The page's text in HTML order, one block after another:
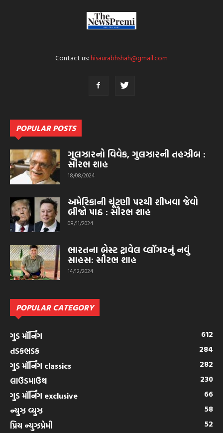
Contact us:hisaurabhshah@gmail.com
POPULAR POSTS
ગુલઝારનો વિવેક, ગુલઝારની તહઝીબ :
સૌરભ શાહ
18/08/2024
અમેરિકાની ચૂંટણી પરથી શીખવા જેવો
બીજો પાઠ : સૌરભ શાહ
08/11/2024
ભારતના બેસ્ટ ટ્રાવેલ વ્લૉગરનું નવું
સાહસ: સૌરભ શાહ
14/12/2024
POPULAR CATEGORY
ગુડ મૉર્નિંગ
612
તડકભડક
284
ગુડ મૉર્નિંગ classics
282
લાઉડમાઉથ
230
ગુડ મૉર્નિંગ exclusive
66
ન્યુઝ વ્યુઝ
58
પ્રિય ન્યુઝપ્રેમી
52